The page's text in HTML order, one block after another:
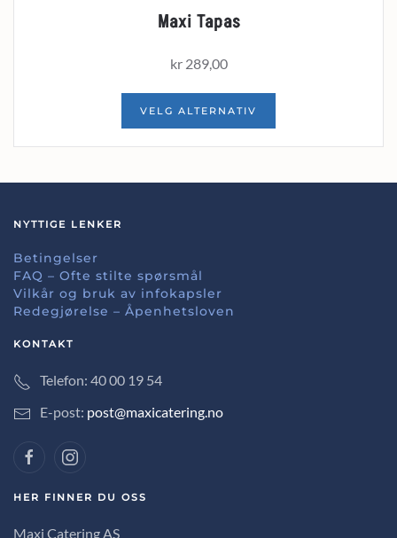
Maxi Tapas
kr289,00
VELG ALTERNATIV
NYTTIGE LENKER
Betingelser
FAQ – Ofte stilte spørsmål
Vilkår og bruk av infokapsler
Redegjørelse – Åpenhetsloven
KONTAKT
Telefon: 40 00 19 54
E-post: post@maxicatering.no
HER FINNER DU OSS
Maxi Catering AS